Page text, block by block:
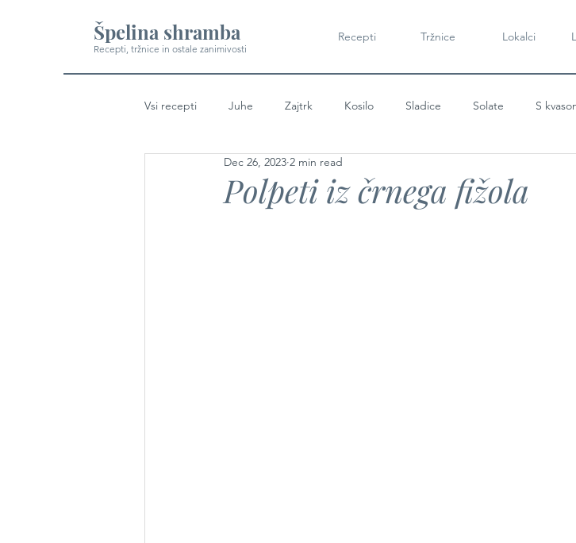
Špelina shramba
Recepti, tržnice in ostale zanimivosti
Recepti Tržnice Lokalci
Vsi recepti Juhe Zajtrk Kosilo Sladice Solate S
Polpeti iz črnega fižola
Dec 26, 2023 2 min read